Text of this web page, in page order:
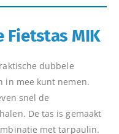
Fietstas MIK
dubbele
in mee kunt nemen.
snel de
De tas is gemaakt
met tarpaulin.